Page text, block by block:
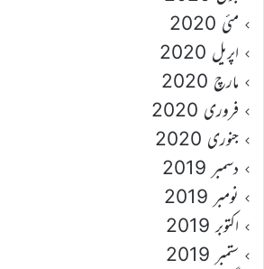
مئی 2020
اپریل 2020
مارچ 2020
فروری 2020
جنوری 2020
دسمبر 2019
نومبر 2019
اکتوبر 2019
ستمبر 2019